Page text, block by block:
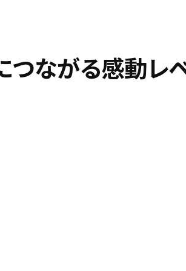
つながる感動レ